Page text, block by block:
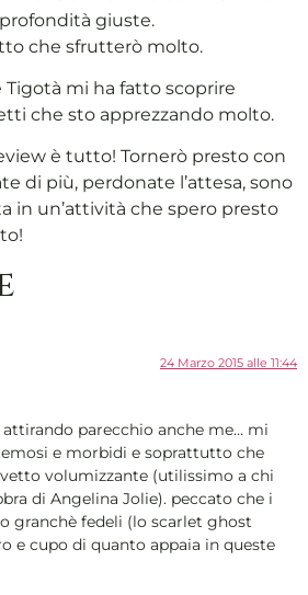
profondità giuste.
che sfrutterò molto.
mi ha fatto scoprire
che sto apprezzando molto.
è tutto! Tornerò presto con
di più, perdonate l’attesa, sono
in un’attività che spero presto
24 Marzo 2015 alle 11:44
attirando parecchio anche me… mi
e morbidi e soprattutto che
volumizzante (utilissimo a chi
di Angelina Jolie). peccato che i
granchè fedeli (lo scarlet ghost
e cupo di quanto appaia in queste